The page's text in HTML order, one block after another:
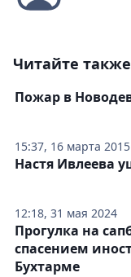
Читайте также
15:37, 16 марта 2015
Пожар в
12:18, 31 мая 2024
Настя Ивлеева
Прогулка на
спасением
Бухтарме